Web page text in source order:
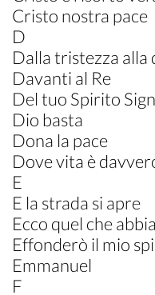
Cristo nostra pace
D
Dalla tristezza alla
Davanti al Re
Del tuo Spirito
Dio basta
Dona la pace
Dove vita è
E
E la strada si apre
Ecco quel che
Effonderò il mio
Emmanuel
F